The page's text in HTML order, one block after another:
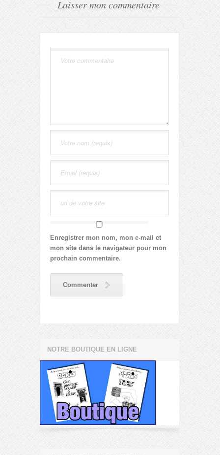
Laisser mon commentaire
Enregistrer mon nom, mon e-mail et
mon site dans le navigateur pour mon
prochain commentaire.
Commenter
NOTRE BOUTIQUE EN LIGNE